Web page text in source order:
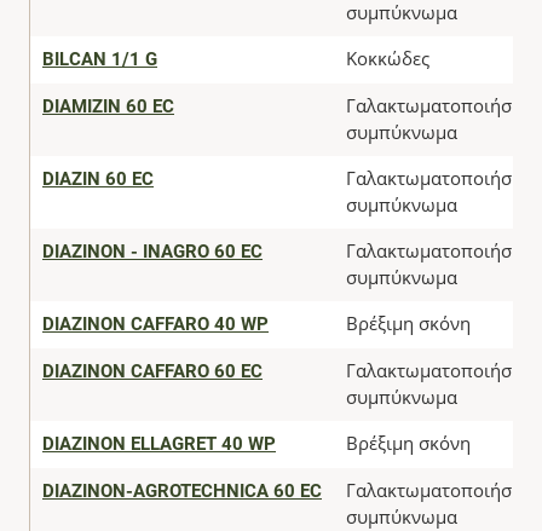
συμπύκνωμα
BILCAN 1/1 G Κοκκώδες
DIAMIZIN 60 EC
Γαλακτωματοποιήσιμο
συμπύκνωμα
DIAZIN 60 EC
Γαλακτωματοποιήσιμο
συμπύκνωμα
DIAZINON - INAGRO 60 EC
Γαλακτωματοποιήσιμο
συμπύκνωμα
DIAZINON CAFFARO 40 WP Βρέξιμη σκόνη
DIAZINON CAFFARO 60 EC
Γαλακτωματοποιήσιμο
συμπύκνωμα
DIAZINON ELLAGRET 40 WP Βρέξιμη σκόνη
DIAZINON-AGROTECHNICA 60 EC
Γαλακτωματοποιήσιμο
συμπύκνωμα